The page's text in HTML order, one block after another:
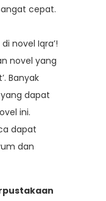
cepat.
novel Iqra’!
novel yang
Banyak
dapat
ini.
dapat
dan